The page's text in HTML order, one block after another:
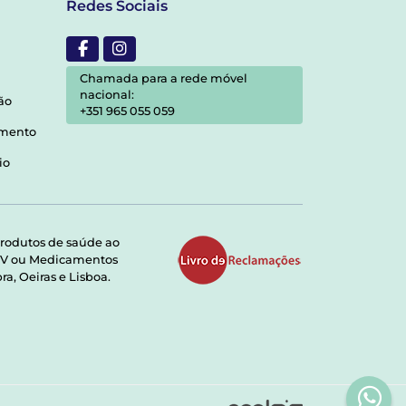
Redes Sociais
Chamada para a rede móvel
nacional:
+351 965 055 059
de saúde ao
ou Medicamentos
Oeiras e Lisboa.